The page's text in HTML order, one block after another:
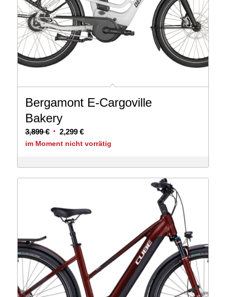
Bergamont E-Cargoville
Bakery
3,899€ Ursprünglicher
Preis
3,899 €
2,299 €Aktueller
Preis
2,299 €.
im Moment nicht vorrätig